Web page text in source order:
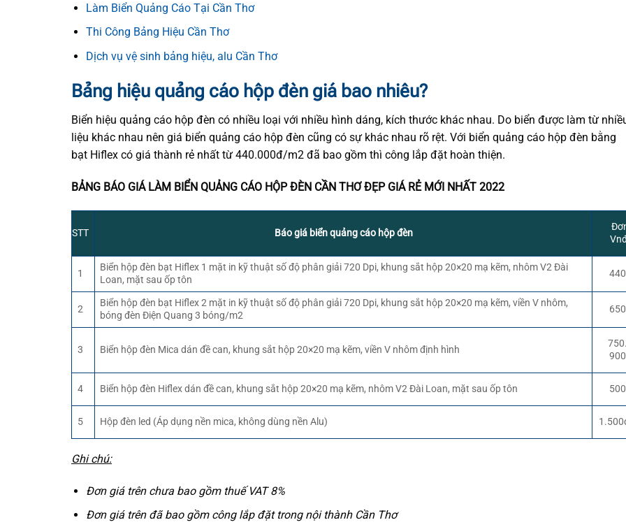
Làm Biển Quảng Cáo Tại Cần Thơ
Thi Công Bảng Hiệu Cần Thơ
Dịch vụ vệ sinh bảng hiệu, alu Cần Thơ
Bảng hiệu quảng cáo hộp đèn giá bao nhiêu?
Biển hiệu quảng cáo hộp đèn có nhiều loại với nhiều hình dáng, kích thước khác nhau. Do biển được làm từ
liệu khác nhau nên giá biển quảng cáo hộp đèn cũng có sự khác nhau rõ rệt. Với biển quảng cáo hộp đèn bằng
bạt Hiflex có giá thành rẻ nhất từ 440.000đ/m2 đã bao gồm thì công lắp đặt hoàn thiện.
BẢNG BÁO GIÁ LÀM BIỂN QUẢNG CÁO HỘP ĐÈN CẦN THƠ ĐẸP GIÁ RẺ MỚI NHẤT 2022
STT Báo giá biển quảng cáo hộp đèn
1
Biển hộp đèn bạt Hiflex 1 mặt in kỹ thuật số độ phân giải 720 Dpi, khung sắt hộp 20×20 mạ kẽm, nhôm V2 Đài
Loan, mặt sau ốp tôn
2
Biển hộp đèn bạt Hiflex 2 mặt in kỹ thuật số độ phân giải 720 Dpi, khung sắt hộp 20×20 mạ kẽm, viền V nhôm,
bóng đèn Điện Quang 3 bóng/m2
3 Biển hộp đèn Mica dán đề can, khung sắt hộp 20×20 mạ kẽm, viền V nhôm định hình
4 Biển hộp đèn Hiflex dán đề can, khung sắt hộp 20×20 mạ kẽm, nhôm V2 Đài Loan, mặt sau ốp tôn
5 Hộp đèn led (Áp dụng nền mica, không dùng nền Alu)
Ghi chú:
Đơn giá trên chưa bao gồm thuế VAT 8%
Đơn giá trên đã bao gồm công lắp đặt trong nội thành Cần Thơ